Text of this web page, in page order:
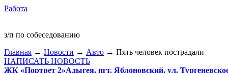
Работа
з/п по собеседованию
Главная → Новости → Авто → Пять человек пострадали
НАПИСАТЬ НОВОСТЬ
ЖК «Портрет 2»Адыгея, пгт. Яблоновский, ул.